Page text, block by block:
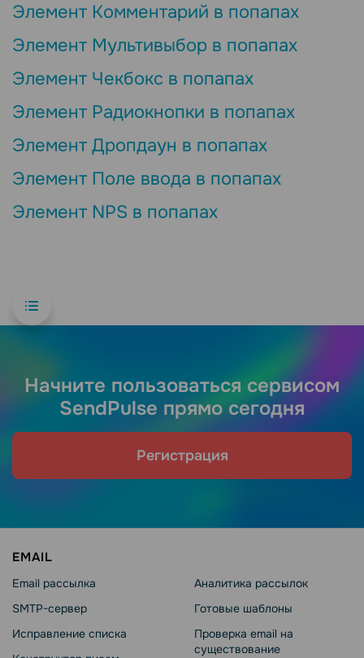
Элемент Комментарий в попапах
Элемент Мультивыбор в попапах
Элемент Чекбокс в попапах
Элемент Радиокнопки в попапах
Элемент Дропдаун в попапах
Элемент Поле ввода в попапах
Элемент NPS в попапах
Начните пользоваться сервисом
SendPulse прямо сегодня
Регистрация
EMAIL
Email рассылка
SMTP-сервер
Исправление списка
Аналитика рассылок
Готовые шаблоны
Проверка email на
существование